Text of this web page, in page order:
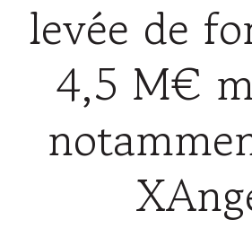
levée de
4,5 M€